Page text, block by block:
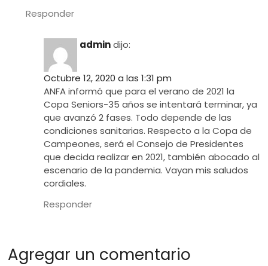
Responder
admin dijo:
Octubre 12, 2020 a las 1:31 pm
ANFA informó que para el verano de 2021 la
Copa Seniors-35 años se intentará terminar, ya
que avanzó 2 fases. Todo depende de las
condiciones sanitarias. Respecto a la Copa de
Campeones, será el Consejo de Presidentes
que decida realizar en 2021, también abocado al
escenario de la pandemia. Vayan mis saludos
cordiales.
Responder
Agregar un comentario